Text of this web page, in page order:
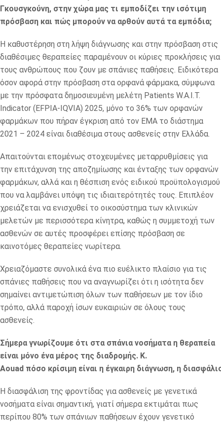
Γκουσγκούνη, στην χώρα μας τι εμποδίζει την ισότιμη
πρόσβαση και πώς μπορούν να αρθούν αυτά τα εμπόδια;
Η καθυστέρηση στη λήψη διάγνωσης και στην πρόσβαση στις
διαθέσιμες θεραπείες παραμένουν οι κύριες προκλήσεις για
τους ανθρώπους που ζουν με σπάνιες παθήσεις. Ειδικότερα
όσον αφορά στην πρόσβαση στα ορφανά φάρμακα, σύμφωνα
με την πρόσφατα δημοσιευμένη μελέτη Patients W.A.I.T.
Indicator (EFPIA-IQVIA) 2025, μόνο το 36% των ορφανών
φαρμάκων που πήραν έγκριση από τον ΕΜΑ το διάστημα
2021 – 2024 είναι διαθέσιμα στους ασθενείς στην Ελλάδα.
Απαιτούνται επομένως στοχευμένες μεταρρυθμίσεις για
την επιτάχυνση της αποζημίωσης και ένταξης των ορφανών
φαρμάκων, αλλά και η θέσπιση ενός ειδικού προϋπολογισμού
που να λαμβάνει υπόψη τις ιδιαιτερότητές τους. Επιπλέον
χρειάζεται να ενισχυθεί το οικοσύστημα των κλινικών
μελετών με περισσότερα κίνητρα, καθώς η συμμετοχή των
ασθενών σε αυτές προσφέρει επίσης πρόσβαση σε
καινοτόμες θεραπείες νωρίτερα.
Χρειαζόμαστε συνολικά ένα πιο ευέλικτο πλαίσιο για τις
σπάνιες παθήσεις που να αναγνωρίζει ότι η ισότητα δεν
σημαίνει αντιμετώπιση όλων των παθήσεων με τον ίδιο
τρόπο, αλλά παροχή ίσων ευκαιριών σε όλους τους
ασθενείς.
Σήμερα γνωρίζουμε ότι στα σπάνια νοσήματα η θεραπεία
είναι μόνο ένα μέρος της διαδρομής. Κ.
Aouad πόσο κρίσιμη είναι η έγκαιρη διάγνωση, η
Η διασφάλιση της φροντίδας για ασθενείς με γενετικά
νοσήματα είναι σημαντική, γιατί σήμερα εκτιμάται πως
περίπου 80% των σπάνιων παθήσεων έχουν γενετικό